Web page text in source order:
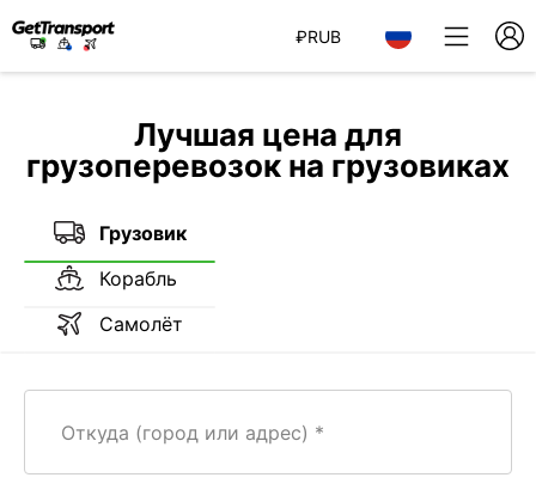
₽RUB
Лучшая цена для
грузоперевозок на грузовиках
Грузовик
Корабль
Самолёт
Откуда (город или адрес)